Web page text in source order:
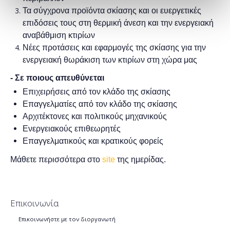
Τα σύγχρονα προϊόντα σκίασης και οι ευεργετικές
επιδόσεις τους στη θερμική άνεση και την ενεργειακή
αναβάθμιση κτιρίων
Νέες προτάσεις και εφαρμογές της σκίασης για την
ενεργειακή θωράκιση των κτιρίων στη χώρα μας
- Σε ποιους απευθύνεται
Επιχειρήσεις από τον κλάδο της σκίασης
Επαγγελματίες από τον κλάδο της σκίασης
Αρχιτέκτονες και πολιτικούς μηχανικούς
Ενεργειακούς επιθεωρητές
Επαγγελματικούς και κρατικούς φορείς
Μάθετε περισσότερα στο site της ημερίδας.
Επικοινωνία
Επικοινωνήστε με τον διοργανωτή